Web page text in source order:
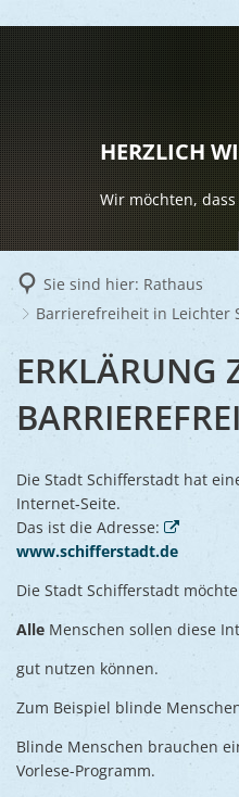
HERZLICH
Wir möchten,
Sie sind hier: Rathaus
Barrierefreiheit in Leichter
IN
LEICHTER
SPRACHE
ERKLÄRUNG
Die Stadt Schifferstadt hat
Internet-Seite.
Das ist die Adresse:
www.schifferstadt.de
Die Stadt Schifferstadt
Alle Menschen sollen diese
gut nutzen können.
Zum Beispiel blinde
Blinde Menschen brauchen
Vorlese-Programm.